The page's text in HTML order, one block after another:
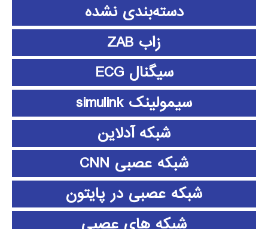
دسته‌بندی نشده
زاب ZAB
سیگنال ECG
سیمولینک simulink
شبکه آدلاین
شبکه عصبی CNN
شبکه عصبی در پایتون
شبکه های عصبی